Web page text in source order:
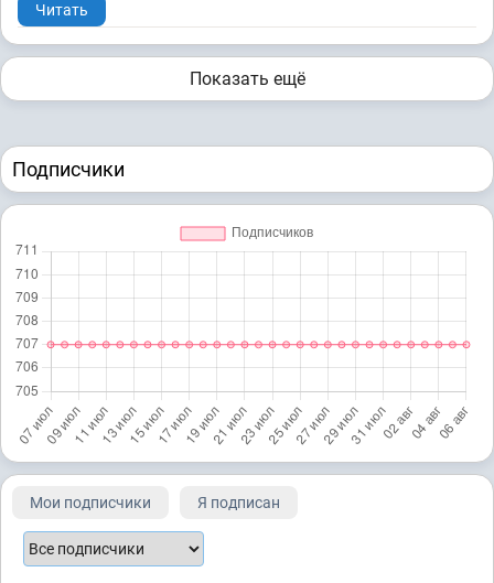
Читать
Показать ещё
Подписчики
Мои подписчики Я подписан